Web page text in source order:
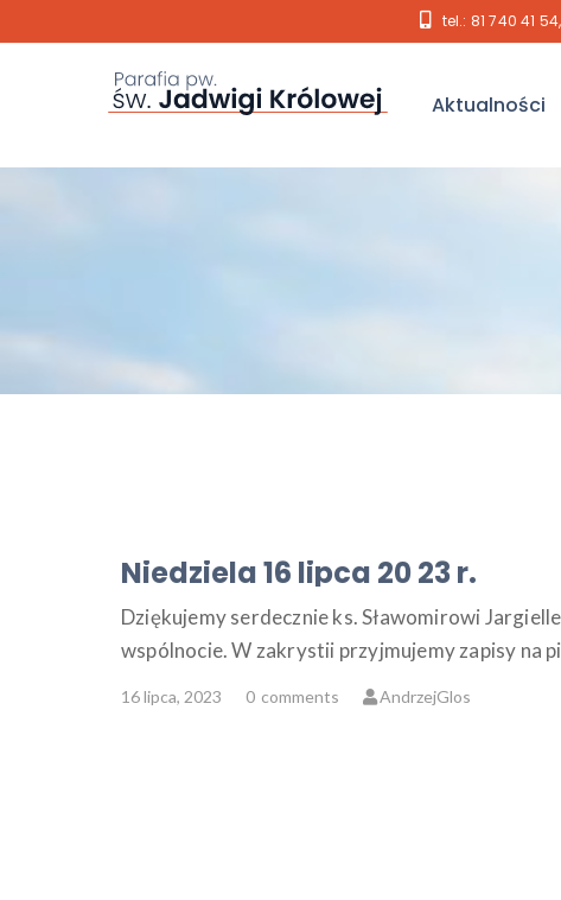
tel.: 81 740 41
Aktualności
Niedziela 16 lipca 20 23 r.
Dziękujemy serdecznie ks. Sławomirowi
wspólnocie. W zakrystii przyjmujemy zapisy na
16 lipca, 2023 0 comments AndrzejGlos